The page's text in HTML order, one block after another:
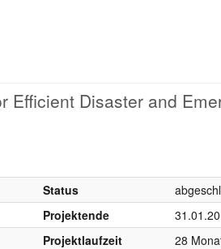
Efficient Disaster and
Status
Projektende
Projektlaufzeit
28